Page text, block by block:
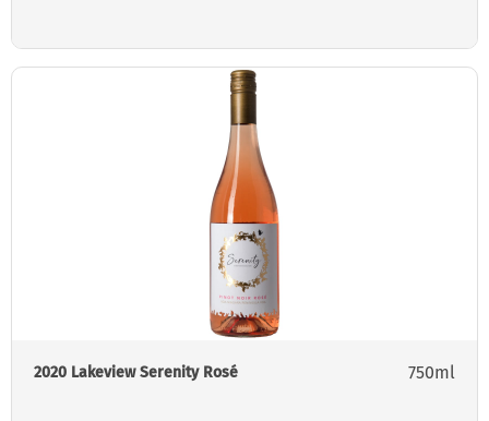
2020 Lakeview Serenity Rosé 750ml